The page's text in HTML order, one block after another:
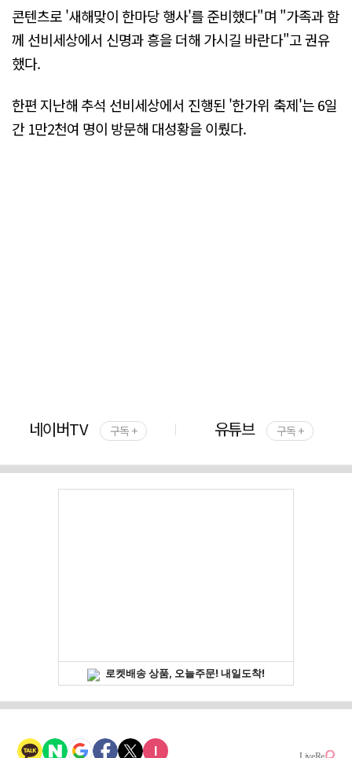
콘텐츠로 '새해맞이 한마당 행사'를 준비했다"며 "가족과 함
께 선비세상에서 신명과 흥을 더해 가시길 바란다"고 권유
했다.
한편 지난해 추석 선비세상에서 진행된 '한가위 축제'는 6일
간 1만2천여 명이 방문해 대성황을 이뤘다.
네이버TV 구독 + 유튜브 구독 +